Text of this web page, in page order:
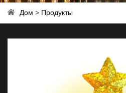
Дом > Продукты